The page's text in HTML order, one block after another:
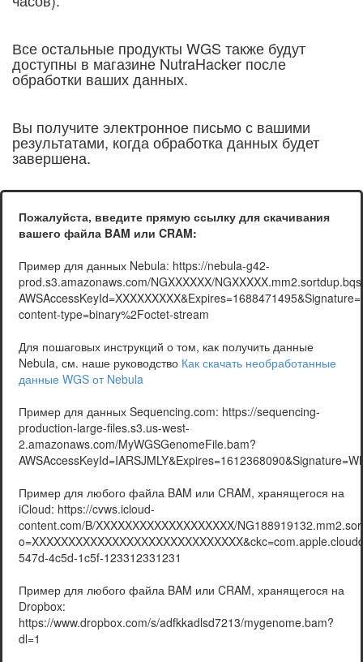
Все остальные продукты WGS также будут
доступны в магазине NutraHacker после
обработки ваших данных.
Вы получите электронное письмо с вашими
результатами, когда обработка данных будет
завершена.
Пожалуйста, введите прямую ссылку для скачивания
вашего файла BAM или CRAM:
Пример для данных Nebula: https://nebula-g42-
prod.s3.amazonaws.com/NGXXXXXX/
content-type=binary%2Foctet-stream
Для пошаговых инструкций о том, как получить данные
Nebula, см. наше руководство Как скачать необработанные
данные WGS от Nebula
Пример для данных Sequencing.com: https://sequencing-
production-large-files.s3.us-west-
2.amazonaws.com/MyWGSGenomeFile.bam?
Пример для любого файла BAM или CRAM, хранящегося на
iCloud: https://cvws.icloud-
content.com/B/XXXXXXXXXXXXXXXXXXX/
547d-4c5d-1c5f-123312331231
Пример для любого файла BAM или CRAM, хранящегося на
Dropbox:
https://www.dropbox.com/s/adfkkadlsd7213/mygenome.bam?
dl=1